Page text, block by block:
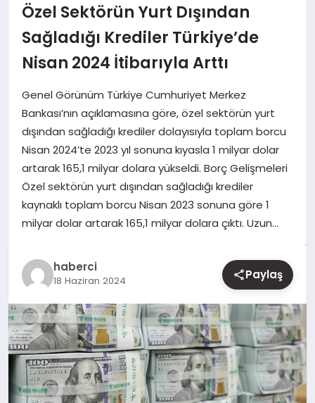
TEKNOLOJI
SPOR
YAŞAM
EĞITIM
Özel Sektörün Yurt Dışından
Sağladığı Krediler Türkiye’de
Nisan 2024 İtibarıyla Arttı
Genel Görünüm Türkiye Cumhuriyet Merkez
Bankası’nın açıklamasına göre, özel sektörün yurt
dışından sağladığı krediler dolayısıyla toplam borcu
Nisan 2024’te 2023 yıl sonuna kıyasla 1 milyar dolar
artarak 165,1 milyar dolara yükseldi. Borç Gelişmeleri
Özel sektörün yurt dışından sağladığı krediler
kaynaklı toplam borcu Nisan 2023 sonuna göre 1
milyar dolar artarak 165,1 milyar dolara çıktı. Uzun…
haberci
18 Haziran 2024 Paylaş